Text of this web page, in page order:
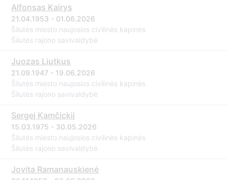
Alfonsas Kairys
21.04.1953 - 01.06.2026
Šilutės miesto naujosios civilinės kapinės
Šilutės rajono savivaldybė
Juozas Liutkus
21.09.1947 - 19.06.2026
Šilutės miesto naujosios civilinės kapinės
Šilutės rajono savivaldybė
Sergej Kamčickij
15.03.1975 - 30.05.2026
Šilutės miesto naujosios civilinės kapinės
Šilutės rajono savivaldybė
Jovita Ramanauskienė